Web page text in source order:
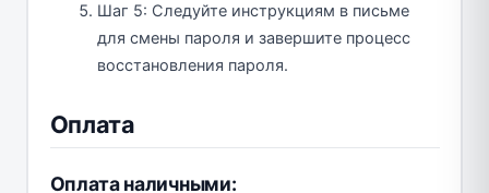
Шаг 5: Следуйте инструкциям в письме
для смены пароля и завершите процесс
восстановления пароля.
Оплата
Оплата наличными: